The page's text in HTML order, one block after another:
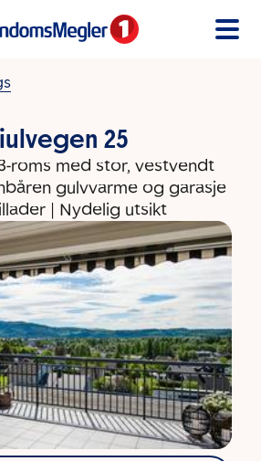
25
roms med stor, vestvendt
gulvvarme og garasje
| Nydelig utsikt